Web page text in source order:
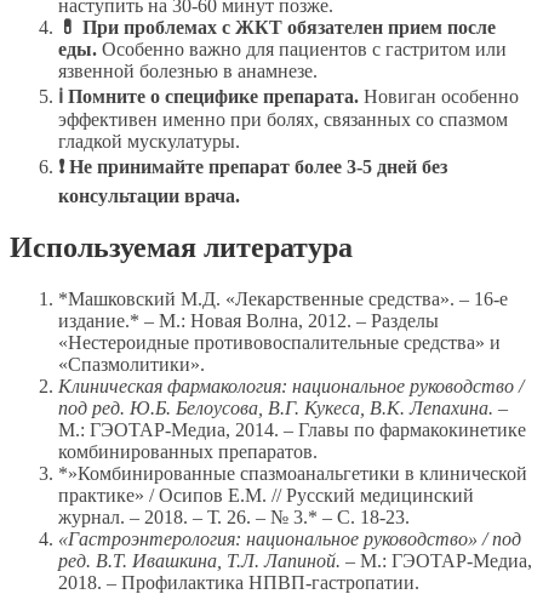
наступить на 30-60 минут позже.
💊 При проблемах с ЖКТ обязателен прием после
еды. Особенно важно для пациентов с гастритом или
язвенной болезнью в анамнезе.
ℹ Помните о специфике препарата. Новиган особенно
эффективен именно при болях, связанных со спазмом
гладкой мускулатуры.
❗ Не принимайте препарат более 3-5 дней без
консультации врача.
Используемая литература
*Машковский М.Д. «Лекарственные средства». – 16-е
издание.* – М.: Новая Волна, 2012. – Разделы
«Нестероидные противовоспалительные средства» и
«Спазмолитики».
Клиническая фармакология: национальное руководство /
под ред. Ю.Б. Белоусова, В.Г. Кукеса, В.К. Лепахина. –
М.: ГЭОТАР-Медиа, 2014. – Главы по фармакокинетике
комбинированных препаратов.
*»Комбинированные спазмоанальгетики в клинической
практике» / Осипов Е.М. // Русский медицинский
журнал. – 2018. – Т. 26. – № 3.* – С. 18-23.
«Гастроэнтерология: национальное руководство» / под
ред. В.Т. Ивашкина, Т.Л. Лапиной. – М.: ГЭОТАР-Медиа,
2018. – Профилактика НПВП-гастропатии.